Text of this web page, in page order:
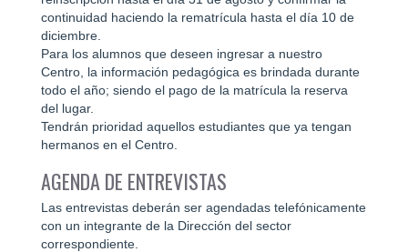
continuidad haciendo la rematrícula hasta el día 10 de
diciembre.
Para los alumnos que deseen ingresar a nuestro
Centro, la información pedagógica es brindada durante
todo el año; siendo el pago de la matrícula la reserva
del lugar.
Tendrán prioridad aquellos estudiantes que ya tengan
hermanos en el Centro.
AGENDA DE ENTREVISTAS
Las entrevistas deberán ser agendadas telefónicamente
con un integrante de la Dirección del sector
correspondiente.